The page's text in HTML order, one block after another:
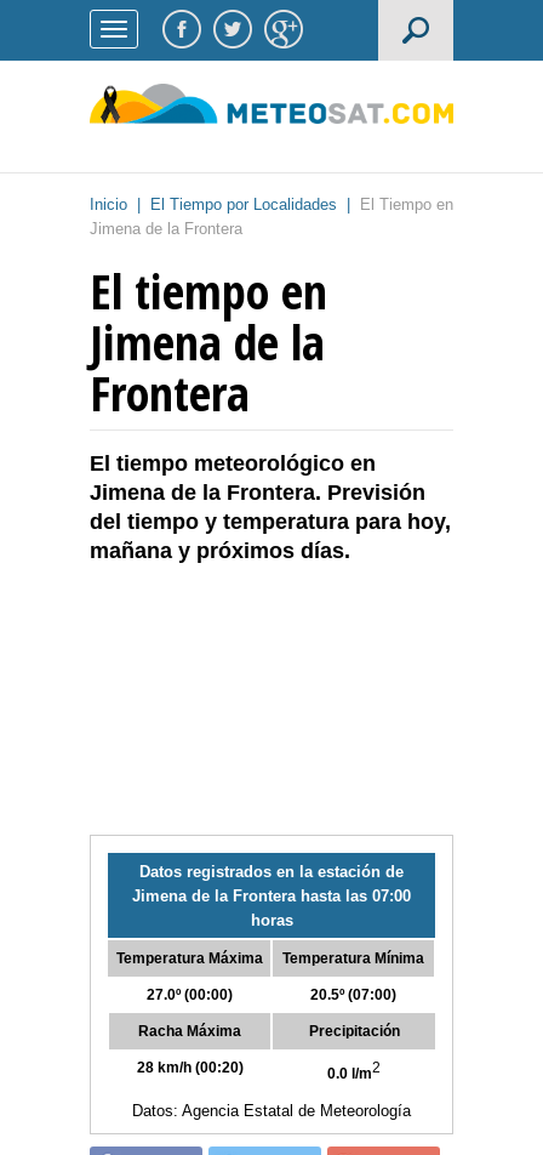
Inicio El Tiempo por Localidades
El Tiempo en
Jimena de la Frontera
El tiempo en
Jimena de la
Frontera
El tiempo meteorológico en
Jimena de la Frontera. Previsión
del tiempo y temperatura para hoy,
mañana y próximos días.
Datos registrados en la estación de
Jimena de la Frontera hasta las 07:00
horas
Temperatura Máxima
27.0º (00:00)
Temperatura Mínima
20.5º (07:00)
Racha Máxima
28 km/h (00:20)
Precipitación
0.0 l/m2
Datos: Agencia Estatal de Meteorología